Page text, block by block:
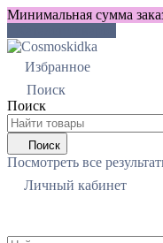
Минимальная сумма
Избранное
Поиск
Поиск
Поиск
Посмотреть все
Личный кабинет